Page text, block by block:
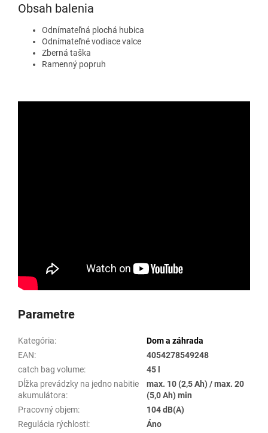
Obsah balenia
Odnímateľná plochá hubica
Odnímateľné vodiace valce
Zberná taška
Ramenný popruh
Parametre
Kategória:
Dom a záhrada
EAN:
4054278549248
catch bag volume:
45 l
Dĺžka prevádzky na jedno nabitie
akumulátora:
max. 10 (2,5 Ah) / max. 20
(5,0 Ah) min
Pracovný objem:
104 dB(A)
Regulácia rýchlosti:
Áno